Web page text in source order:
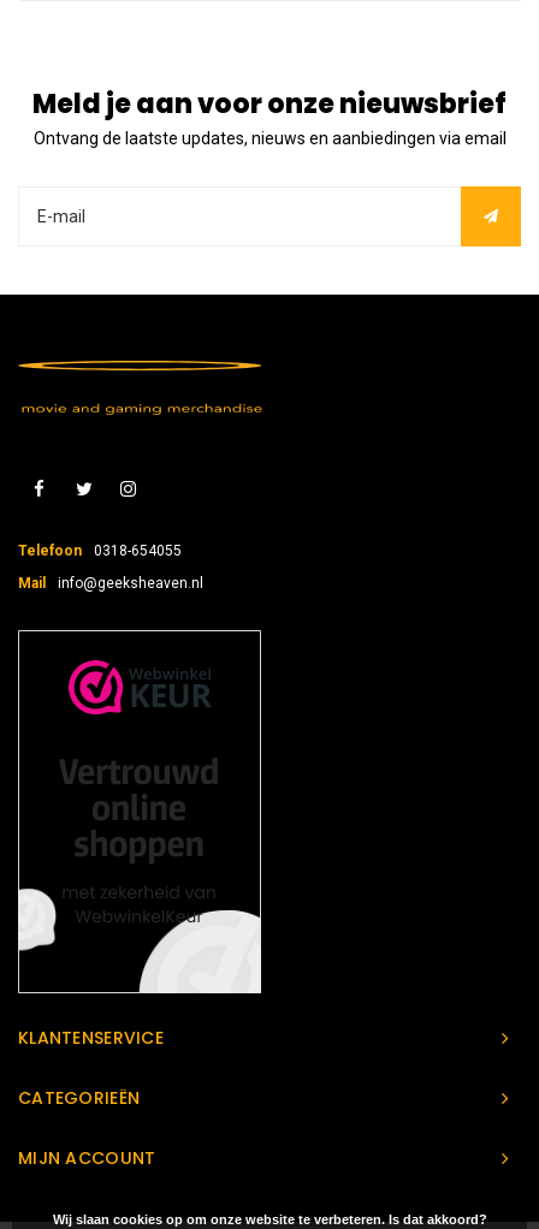
Meld je aan voor onze nieuwsbrief
Ontvang de laatste updates, nieuws en aanbiedingen via email
Telefoon
0318-654055
Mail
info@geeksheaven.nl
KLANTENSERVICE
CATEGORIEËN
MIJN ACCOUNT
Wij slaan cookies op om onze website te verbeteren. Is dat akkoord?